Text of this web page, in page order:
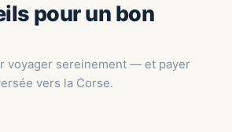
pour un bon
voyager sereinement — et payer
vers la Corse.